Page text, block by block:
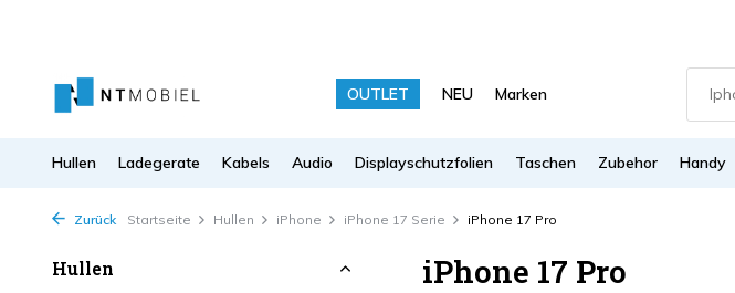
OUTLET NEU Marken
Hullen Ladegerate Kabels Audio Displayschutzfolien Taschen Zubehor Handy
Zurück Startseite Hullen iPhone iPhone 17 Serie iPhone 17 Pro
Hullen iPhone 17 Pro